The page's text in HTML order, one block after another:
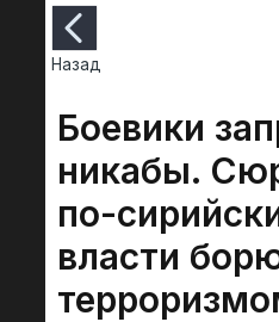
Назад
Боевики
никабы.
по-
власти